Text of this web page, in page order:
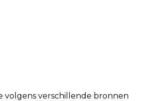
volgens verschillende bronnen